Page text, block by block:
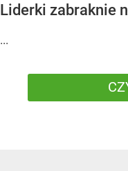
Liderki zabraknie
...